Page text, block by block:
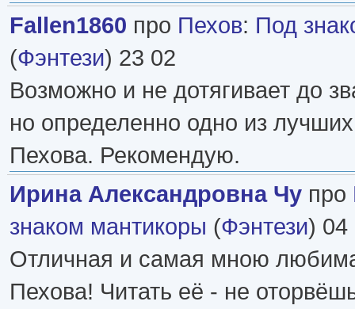
Fallen1860 про Пехов: Под
(Фэнтези) 23 02
Возможно и не дотягивает до
но определенно одно из
Пехова. Рекомендую.
Ирина Александровна Чу про
знаком мантикоры (Фэнтези) 04
Отличная и самая мною
Пехова! Читать её - не